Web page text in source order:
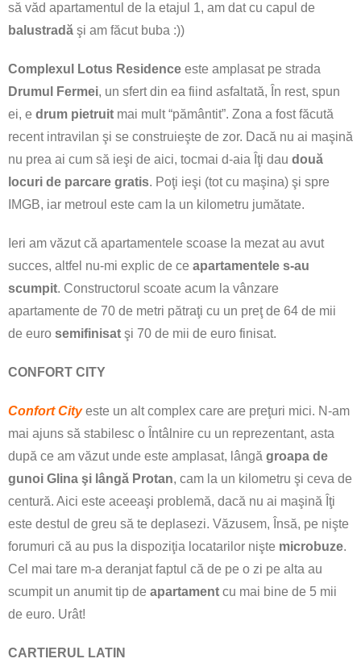
să văd apartamentul de la etajul 1, am dat cu capul de
balustradă şi am făcut buba :))
Complexul Lotus Residence este amplasat pe strada
Drumul Fermei, un sfert din ea fiind asfaltată, În rest, spun
ei, e drum pietruit mai mult “pământit”. Zona a fost făcută
recent intravilan şi se construieşte de zor. Dacă nu ai maşină
nu prea ai cum să ieşi de aici, tocmai d-aia Îţi dau două
locuri de parcare gratis. Poţi ieşi (tot cu maşina) şi spre
IMGB, iar metroul este cam la un kilometru jumătate.
Ieri am văzut că apartamentele scoase la mezat au avut
succes, altfel nu-mi explic de ce apartamentele s-au
scumpit. Constructorul scoate acum la vânzare
apartamente de 70 de metri pătraţi cu un preţ de 64 de mii
de euro semifinisat şi 70 de mii de euro finisat.
CONFORT CITY
Confort Cityeste un alt complex care are preţuri mici. N-am
mai ajuns să stabilesc o Întâlnire cu un reprezentant, asta
după ce am văzut unde este amplasat, lângă groapa de
gunoi Glina şi lângă Protan, cam la un kilometru şi ceva de
centură. Aici este aceeaşi problemă, dacă nu ai maşină Îţi
este destul de greu să te deplasezi. Văzusem, Însă, pe nişte
forumuri că au pus la dispoziţia locatarilor nişte microbuze.
Cel mai tare m-a deranjat faptul că de pe o zi pe alta au
scumpit un anumit tip de apartament cu mai bine de 5 mii
de euro. Urât!
CARTIERUL LATIN